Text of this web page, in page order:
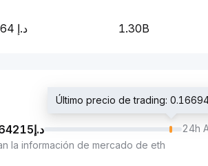
1.30B
د.إ 24h
la información de mercado de eth